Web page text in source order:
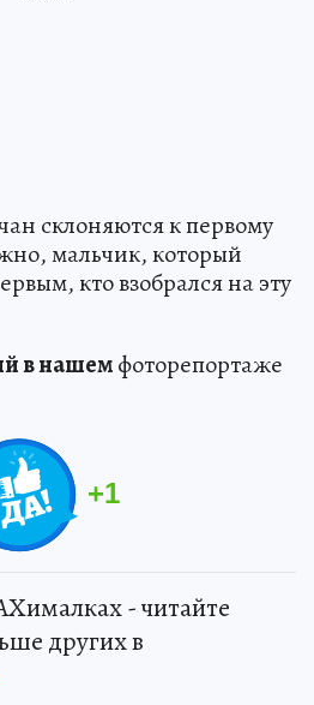
склоняются к первому
мальчик, который
кто взобрался на эту
в нашемфоторепортаже
+1
- читайте
других в